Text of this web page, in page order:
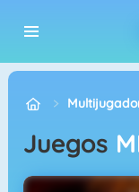
Juegos